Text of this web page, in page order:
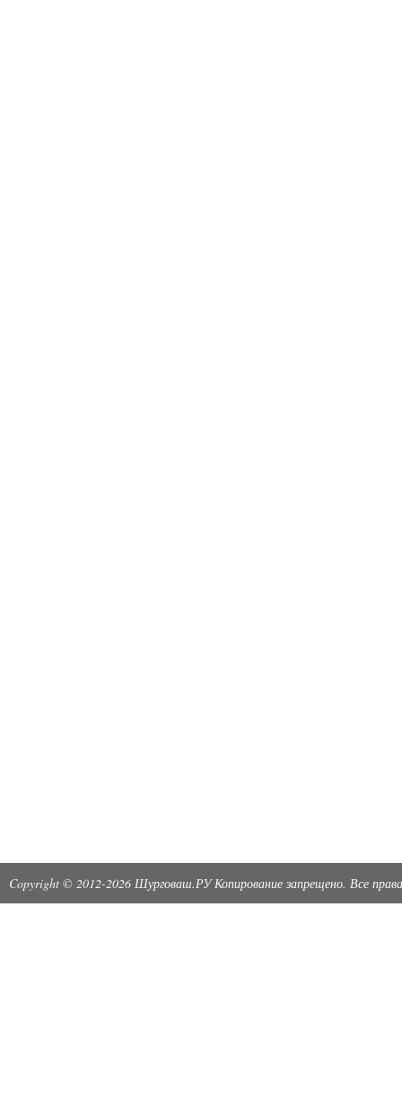
Copyright © 2012-2026 Шурговаш.РУ Копирование запрещено. Все